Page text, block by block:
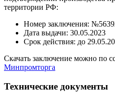
территории РФ:
Номер заключения:
Дата выдачи: 30.05.2023
Срок действия: до
Скачать заключение можно по
Минпромторга
Технические документы